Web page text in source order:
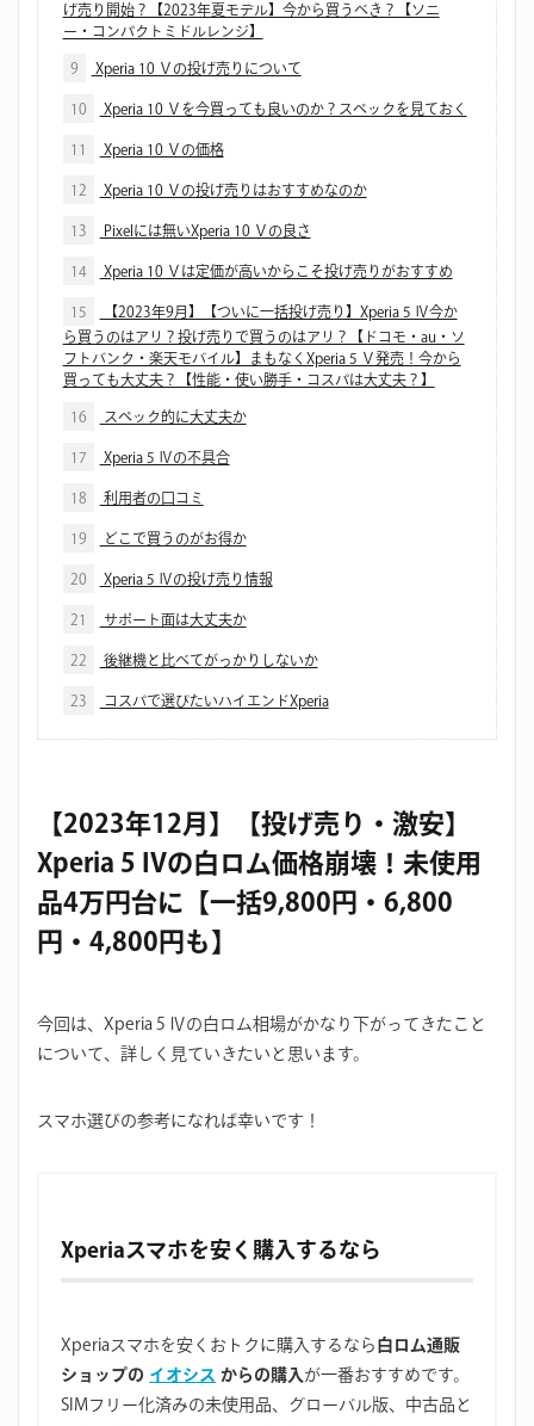
げ売り開始？【2023年夏モデル】今から買うべき？【ソニ
ー・コンパクトミドルレンジ】
9 Xperia 10 Ⅴの投げ売りについて
10 Xperia 10 Ⅴを今買っても良いのか？スペックを見ておく
11 Xperia 10 Ⅴの価格
12 Xperia 10 Ⅴの投げ売りはおすすめなのか
13 Pixelには無いXperia 10 Ⅴの良さ
14 Xperia 10 Ⅴは定価が高いからこそ投げ売りがおすすめ
15
【2023年9月】【ついに一括投げ売り】Xperia 5 Ⅳ今か
ら買うのはアリ？投げ売りで買うのはアリ？【ドコモ・au・ソ
フトバンク・楽天モバイル】まもなくXperia 5 Ⅴ発売！今から
買っても大丈夫？【性能・使い勝手・コスパは大丈夫？】
16 スペック的に大丈夫か
17 Xperia 5 Ⅳの不具合
18 利用者の口コミ
19 どこで買うのがお得か
20 Xperia 5 Ⅳの投げ売り情報
21 サポート面は大丈夫か
22 後継機と比べてがっかりしないか
23 コスパで選びたいハイエンドXperia
【2023年12月】【投げ売り・激安】
Xperia 5 IVの白ロム価格崩壊！未使用
品4万円台に【一括9,800円・6,800
円・4,800円も】
今回は、Xperia 5 Ⅳの白ロム相場がかなり下がってきたこと
について、詳しく見ていきたいと思います。
スマホ選びの参考になれば幸いです！
Xperiaスマホを安く購入するなら
Xperiaスマホを安くおトクに購入するなら 白ロム通販
ショップの イオシス からの購入 が一番おすすめです。
SIMフリー化済みの未使用品、グローバル版、中古品と